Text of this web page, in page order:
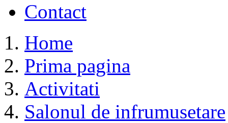
Contact
Home
Prima pagina
Activitati
Salonul de infrumusetare